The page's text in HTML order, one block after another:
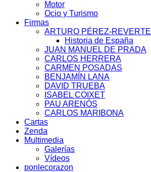
Motor
Ocio y Turismo
Firmas
ARTURO PÉREZ-REVERTE
Historia de España
JUAN MANUEL DE PRADA
CARLOS HERRERA
CARMEN POSADAS
BENJAMÍN LANA
DAVID TRUEBA
ISABEL COIXET
PAU ARENÓS
CARLOS MARIBONA
Cartas
Zenda
Multimedia
Galerías
Vídeos
ponlecorazon